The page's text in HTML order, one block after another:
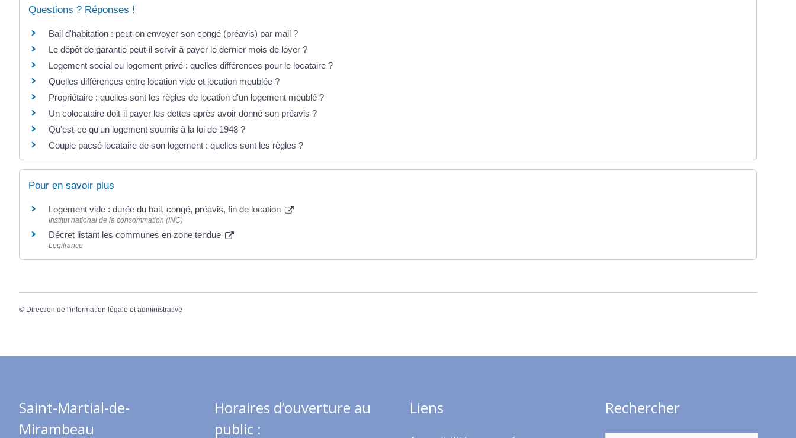
Questions ? Réponses !
Bail d'habitation : peut-on envoyer son congé (préavis) par mail ?
Le dépôt de garantie peut-il servir à payer le dernier mois de loyer ?
Logement social ou logement privé : quelles différences pour le locataire ?
Quelles différences entre location vide et location meublée ?
Propriétaire : quelles sont les règles de location d'un logement meublé ?
Un colocataire doit-il payer les dettes après avoir donné son préavis ?
Qu'est-ce qu'un logement soumis à la loi de 1948 ?
Couple pacsé locataire de son logement : quelles sont les règles ?
Pour en savoir plus
Logement vide : durée du bail, congé, préavis, fin de location
Institut national de la consommation (INC)
Décret listant les communes en zone tendue
Legifrance
© Direction de l'information légale et administrative
Saint-Martial-de-
Mirambeau
Horaires d’ouverture au
public :
Liens Rechercher